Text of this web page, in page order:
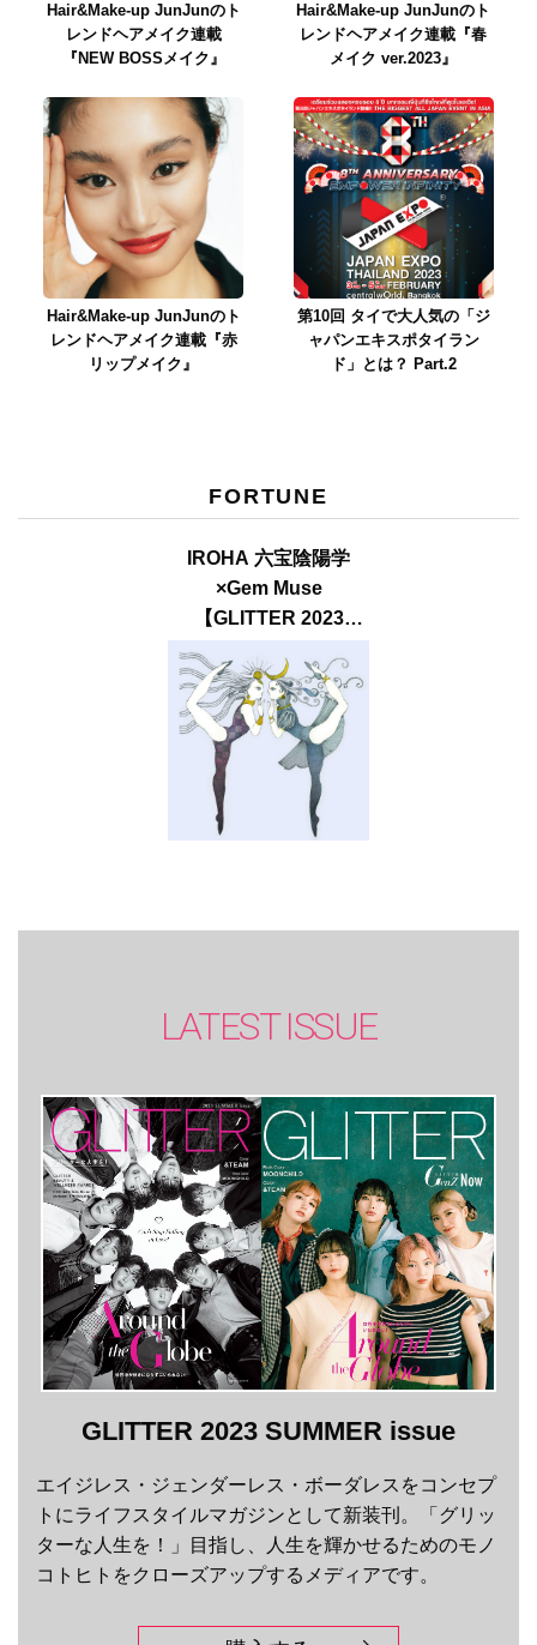
Hair&Make-up JunJunのト
レンドヘアメイク連載
『NEW BOSSメイク』
Hair&Make-up JunJunのト
レンドヘアメイク連載『春
メイク ver.2023』
Hair&Make-up JunJunのト
レンドヘアメイク連載『赤
リップメイク』
第10回 タイで大人気の「ジ
ャパンエキスポタイラン
ド」とは？ Part.2
FORTUNE
IROHA 六宝陰陽学
×Gem Muse
【GLITTER 2023
SUMMER issue】
LATEST ISSUE
GLITTER 2023 SUMMER issue
エイジレス・ジェンダーレス・ボーダレスをコンセプ
トにライフスタイルマガジンとして新装刊。「グリッ
ターな人生を！」目指し、人生を輝かせるためのモノ
コトヒトをクローズアップするメディアです。